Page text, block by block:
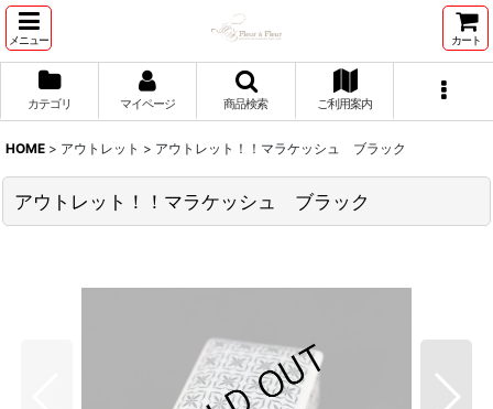
メニュー カート
カテゴリ マイページ 商品検索 ご利用案内
HOME > アウトレット > アウトレット！！マラケッシュ ブラック
アウトレット！！マラケッシュ ブラック